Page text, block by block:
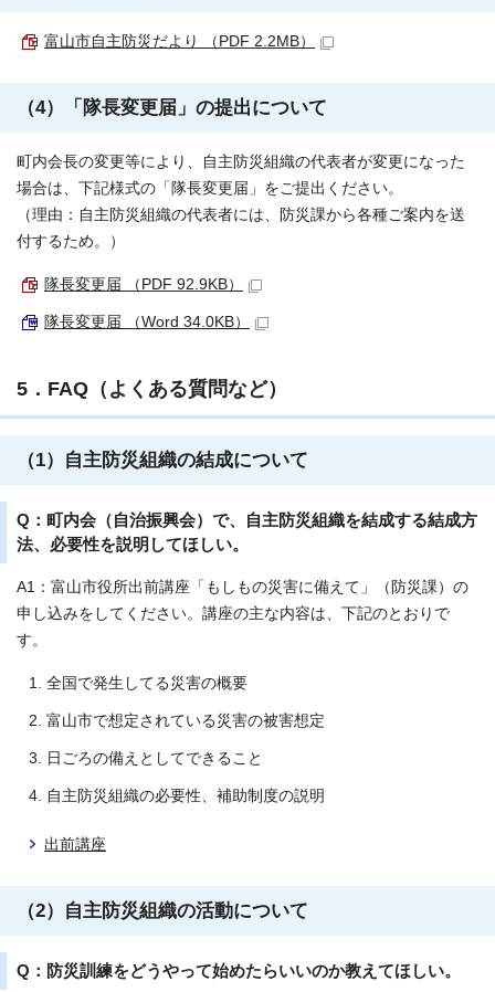
富山市自主防災だより （PDF 2.2MB）
（4）「隊長変更届」の提出について
町内会長の変更等により、自主防災組織の代表者が変更になった
場合は、下記様式の「隊長変更届」をご提出ください。
（理由：自主防災組織の代表者には、防災課から各種ご案内を送
付するため。）
隊長変更届 （PDF 92.9KB）
隊長変更届 （Word 34.0KB）
5．FAQ（よくある質問など）
（1）自主防災組織の結成について
Q：町内会（自治振興会）で、自主防災組織を結成する結成方
法、必要性を説明してほしい。
A1：富山市役所出前講座「もしもの災害に備えて」（防災課）の
申し込みをしてください。講座の主な内容は、下記のとおりで
す。
全国で発生してる災害の概要
富山市で想定されている災害の被害想定
日ごろの備えとしてできること
自主防災組織の必要性、補助制度の説明
出前講座
（2）自主防災組織の活動について
Q：防災訓練をどうやって始めたらいいのか教えてほしい。